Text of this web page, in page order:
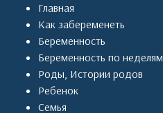
Главная
Как забеременеть
Беременность
Беременность по неделям
Роды, Истории родов
Ребенок
Семья